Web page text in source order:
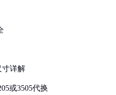
寸详解
或3505代换